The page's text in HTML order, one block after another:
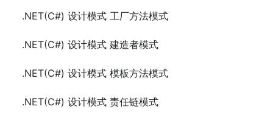
.NET(C#) 设计模式 工厂方法模式
.NET(C#) 设计模式 建造者模式
.NET(C#) 设计模式 模板方法模式
.NET(C#) 设计模式 责任链模式